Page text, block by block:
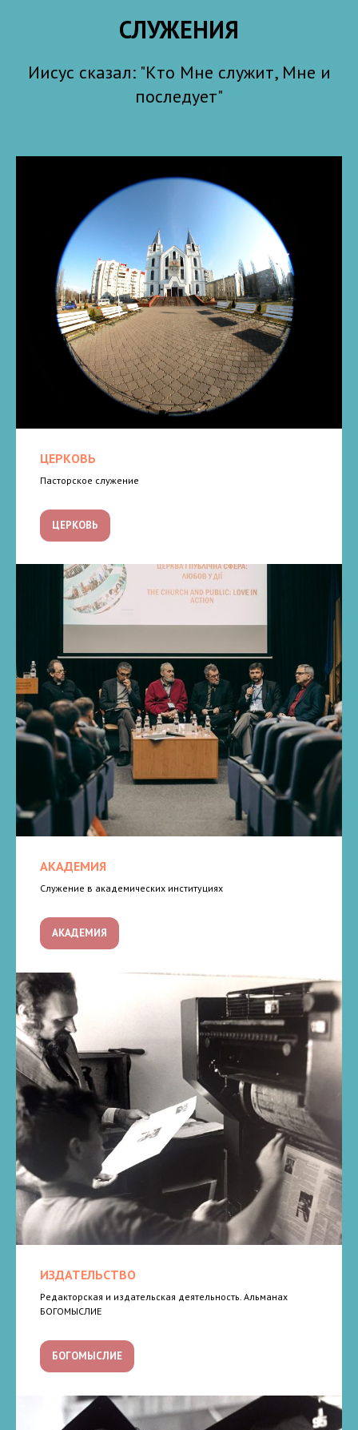
СЛУЖЕНИЯ
Иисус сказал: "Кто Мне служит, Мне и
последует"
ЦЕРКОВЬ
Пасторское служение
ЦЕРКОВЬ
АКАДЕМИЯ
Служение в академических институциях
АКАДЕМИЯ
ИЗДАТЕЛЬСТВО
Редакторская и издательская деятельность. Альманах
БОГОМЫСЛИЕ
БОГОМЫСЛИЕ